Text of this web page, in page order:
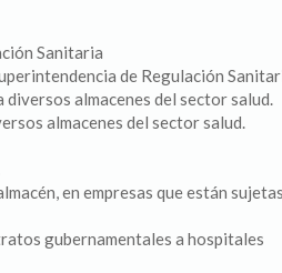
Sanitaria
de Regulación
almacenes del sector salud.
almacenes del sector salud.
en empresas que están
gubernamentales a hospitales